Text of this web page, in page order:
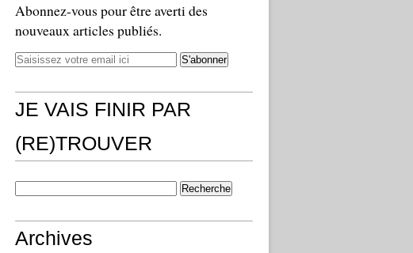
Abonnez-vous pour être averti des
nouveaux articles publiés.
JE VAIS FINIR PAR
(RE)TROUVER
Archives